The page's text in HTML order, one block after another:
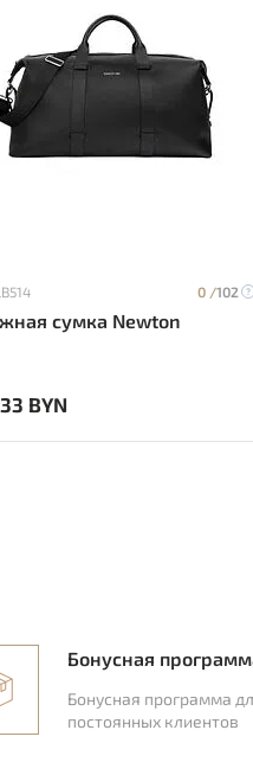
0 /102
сумка Newton
BYN
Бонусная
Бонусная программа
постоянных клиентов